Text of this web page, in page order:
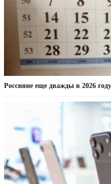
Россияне еще дважды в 2026